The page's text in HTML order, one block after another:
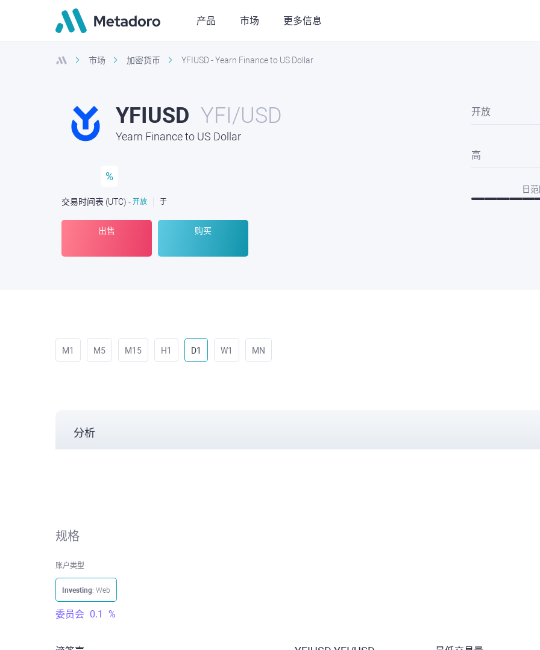
产品 市场 更多信息
市场 加密货币 YFIUSD - Yearn Finance to US Dollar
YFIUSD YFI/USD
Yearn Finance to US Dollar
%
交易时间表 (UTC) - 开放 于
出售 购买
开放
高
日
M1 M5 M15 H1 D1 W1 MN
分析
规格
账户类型
Investing: Web
委员会 0.1 %